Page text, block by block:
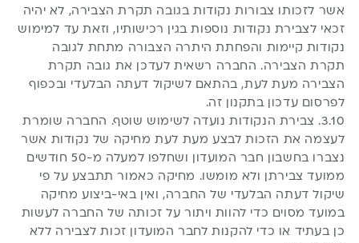
אשר לזכותו צבורות נקודות בגובה תקרת הצבירה, לא יהיה
זכאי לצבירת נקודות נוספות בגין רכישותיו, וזאת עד למימוש
נקודות קיימות והפחתת היתרה הצבורה מתחת לגובה
תקרת הצבירה. החברה רשאית לעדכן את גובה תקרת
הצבירה מעת לעת, בהתאם לשיקול דעתה הבלעדי ובכפוף
לפרסום עדכון בתקנון זה.
3.10. צבירת הנקודות נועדה לשימוש שוטף. החברה שומרת
לעצמה את הזכות לבצע מעת לעת מחיקה של נקודות אשר
נצברו בחשבון חבר המועדון ושחלפו למעלה מ-50 חודשים
ממועד צבירתן ולא מומשו. מחיקה כאמור תתבצע על פי
שיקול דעתה הבלעדי של החברה, ואין באי-ביצוע מחיקה
במועד מסוים כדי להוות ויתור על זכותה של החברה לעשות
כן בעתיד או כדי להקנות לחבר המועדון זכות לצבירה ללא